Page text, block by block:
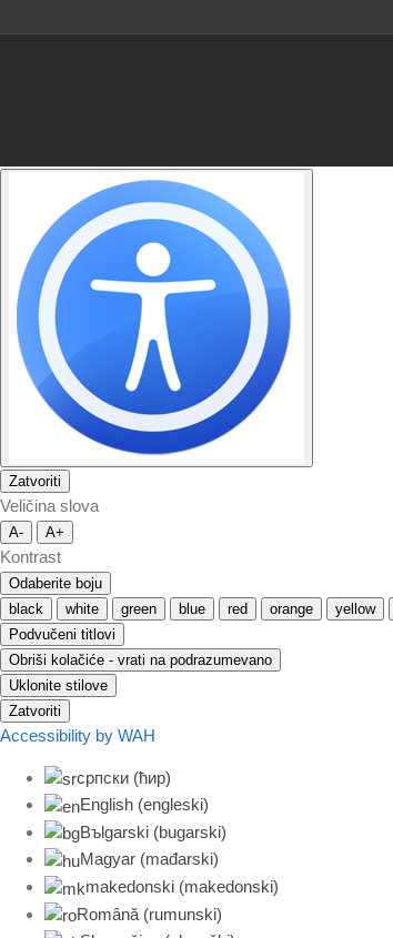
Zatvoriti
Veličina slova
A- A+
Kontrast
Odaberite boju
black
white green blue red orange yellow
Podvučeni titlovi
Obriši kolačiće - vrati na podrazumevano
Uklonite stilove
Zatvoriti
Accessibility by WAH
српски (ћир)
English (engleski)
Bъlgarski (bugarski)
Magyar (mađarski)
makedonski (makedonski)
Română (rumunski)